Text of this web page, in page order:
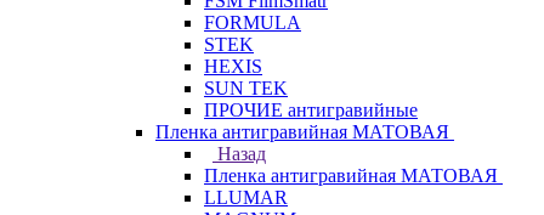
FORMULA
STEK
HEXIS
SUN TEK
ПРОЧИЕ антигравийные
Пленка антигравийная МАТОВАЯ
Назад
Пленка антигравийная МАТОВАЯ
LLUMAR